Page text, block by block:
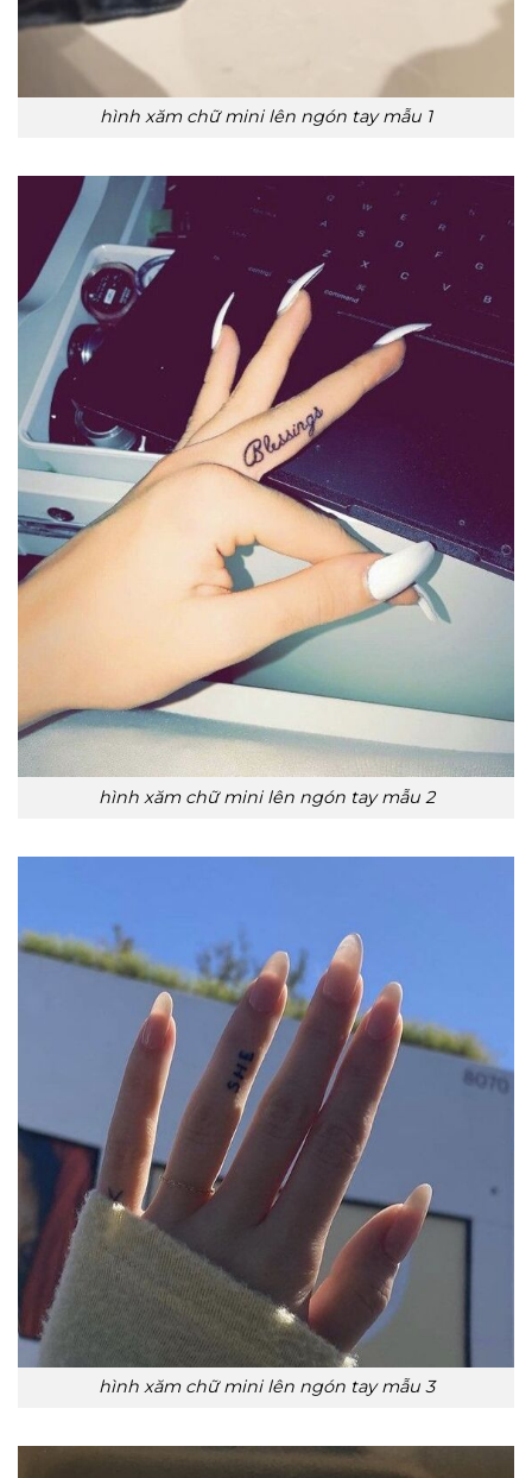
hình xăm chữ mini lên ngón tay mẫu 1
hình xăm chữ mini lên ngón tay mẫu 2
hình xăm chữ mini lên ngón tay mẫu 3